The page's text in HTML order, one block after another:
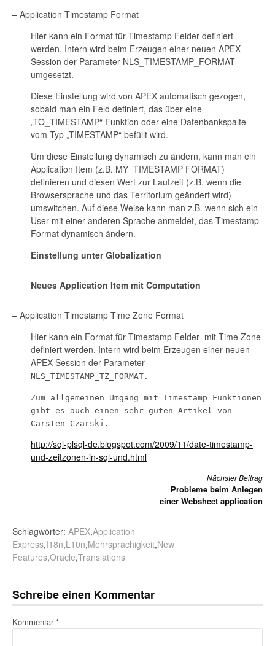
– Application Timestamp Format
Hier kann ein Format für Timestamp Felder definiert
werden. Intern wird beim Erzeugen einer neuen APEX
Session der Parameter NLS_TIMESTAMP_FORMAT
umgesetzt.
Diese Einstellung wird von APEX automatisch gezogen,
sobald man ein Feld definiert, das über eine
„TO_TIMESTAMP“ Funktion oder eine Datenbankspalte
vom Typ „TIMESTAMP“ befüllt wird.
Um diese Einstellung dynamisch zu ändern, kann man ein
Application Item (z.B. MY_TIMESTAMP FORMAT)
definieren und diesen Wert zur Laufzeit (z.B. wenn die
Browsersprache und das Territorium geändert wird)
umswitchen. Auf diese Weise kann man z.B. wenn sich ein
User mit einer anderen Sprache anmeldet, das Timestamp-
Format dynamisch ändern.
Einstellung unter Globalization
Neues Application Item mit Computation
– Application Timestamp Time Zone Format
Hier kann ein Format für Timestamp Felder mit Time Zone
definiert werden. Intern wird beim Erzeugen einer neuen
APEX Session der Parameter
NLS_TIMESTAMP_TZ_FORMAT.
Zum allgemeinen Umgang mit Timestamp Funktionen
gibt es auch einen sehr guten Artikel von
Carsten Czarski.
http://sql-plsql-de.blogspot.com/2009/11/date-timestamp-
und-zeitzonen-in-sql-und.html
Nächster Beitrag
Probleme beim Anlegen
einer Websheet application
Schlagwörter: APEX,Application
Express,I18n,L10n,Mehrsprachigkeit,New
Features,Oracle,Translations
Schreibe einen Kommentar
Kommentar*